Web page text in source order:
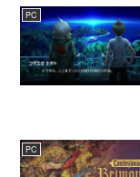
PC
PC